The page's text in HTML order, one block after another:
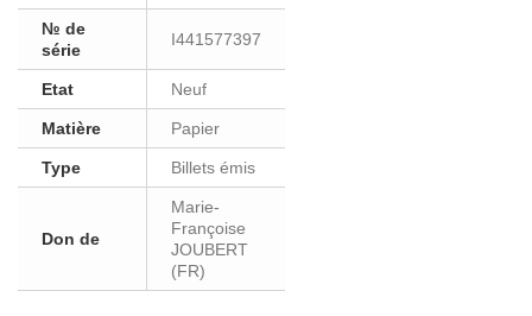
№ de
série
I441577397
Etat Neuf
Matière Papier
Type Billets émis
Don de
Marie-
Françoise
JOUBERT
(FR)